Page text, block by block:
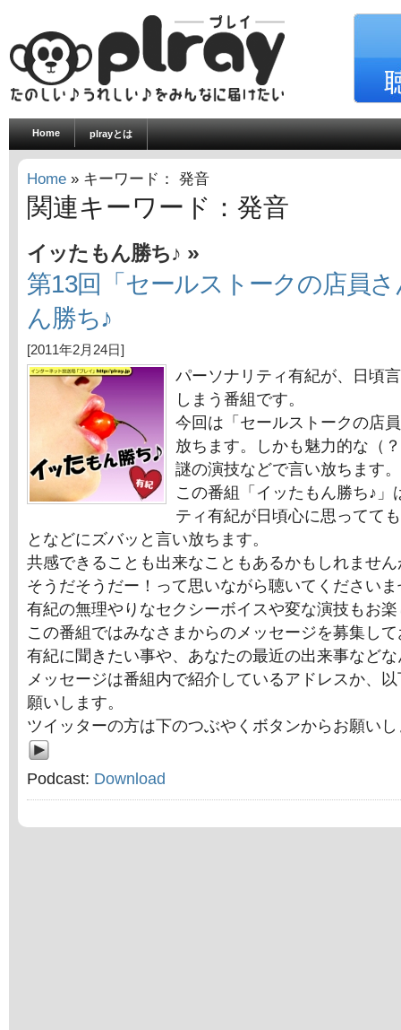
Home plrayとは
Home » キーワード： 発音
関連キーワード：発音
イッたもん勝ち♪ »
第13回「セールストークの店員
ん勝ち♪
[2011年2月24日]
パーソナリティ有紀が、日頃
しまう番組です。
今回は「セールストークの店
放ちます。しかも魅力的な（
謎の演技などで言い放ちます。
この番組「イッたもん勝ち♪」
ティ有紀が日頃心に思ってて
となどにズバッと言い放ちます。
共感できることも出来なこともあるかもしれませ
そうだそうだー！って思いながら聴いてくださいま
有紀の無理やりなセクシーボイスや変な演技もお
この番組ではみなさまからのメッセージを募集し
有紀に聞きたい事や、あなたの最近の出来事など
メッセージは番組内で紹介しているアドレスか、
願いします。
ツイッターの方は下のつぶやくボタンからお願い
Podcast: Download